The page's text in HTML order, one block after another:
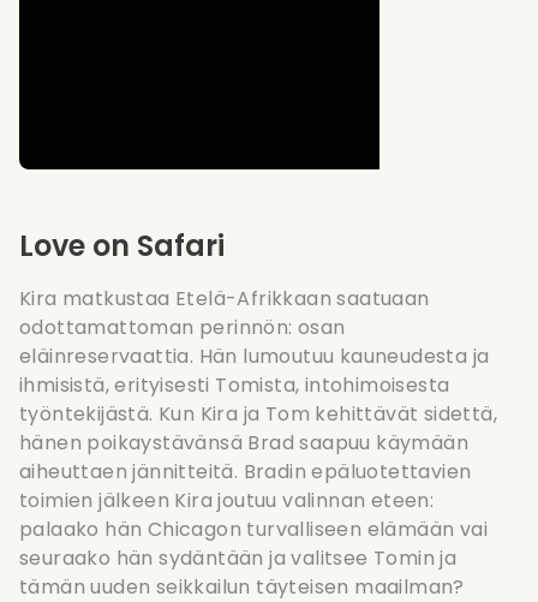
Love on Safari
Kira matkustaa Etelä-Afrikkaan saatuaan
odottamattoman perinnön: osan
eläinreservaattia. Hän lumoutuu kauneudesta ja
ihmisistä, erityisesti Tomista, intohimoisesta
työntekijästä. Kun Kira ja Tom kehittävät sidettä,
hänen poikaystävänsä Brad saapuu käymään
aiheuttaen jännitteitä. Bradin epäluotettavien
toimien jälkeen Kira joutuu valinnan eteen:
palaako hän Chicagon turvalliseen elämään vai
seuraako hän sydäntään ja valitsee Tomin ja
tämän uuden seikkailun täyteisen maailman?